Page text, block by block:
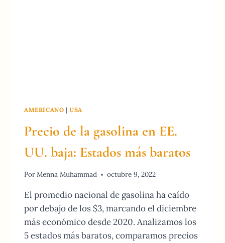
AMERICANO |USA
Precio de la gasolina en EE.
UU. baja: Estados más baratos
PorMenna Muhammad octubre 9, 2022
El promedio nacional de gasolina ha caído
por debajo de los $3, marcando el diciembre
más económico desde 2020. Analizamos los
5 estados más baratos, comparamos precios